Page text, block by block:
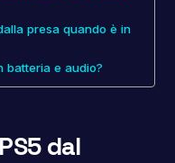
presa quando è in
batteria e audio?
dal